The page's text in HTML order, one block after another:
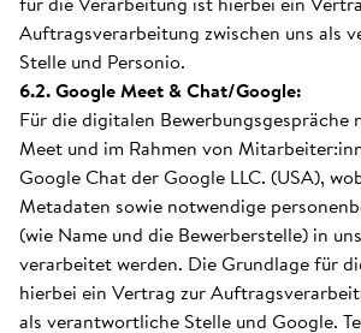
Auftragsverarbeitung zwischen uns als
Stelle und Personio.
6.2. Google Meet & Chat/Google:
Für die digitalen Bewerbungsgespräche
Meet und im Rahmen von
Google Chat der Google LLC. (USA),
Metadaten sowie notwendige
(wie Name und die Bewerberstelle) in
verarbeitet werden. Die Grundlage für
hierbei ein Vertrag zur
als verantwortliche Stelle und Google.